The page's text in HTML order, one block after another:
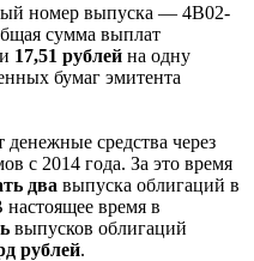
номер выпуска — 4B02-
сумма выплат
17,51 рублей на одну
бумаг эмитента
средства через
с 2014 года. За это время
два выпуска облигаций в
настоящее время в
выпусков облигаций
рублей.